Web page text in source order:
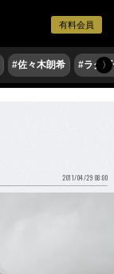
有料会員
#佐々木朗希 #ラグ〉
2011/04/29 08:00